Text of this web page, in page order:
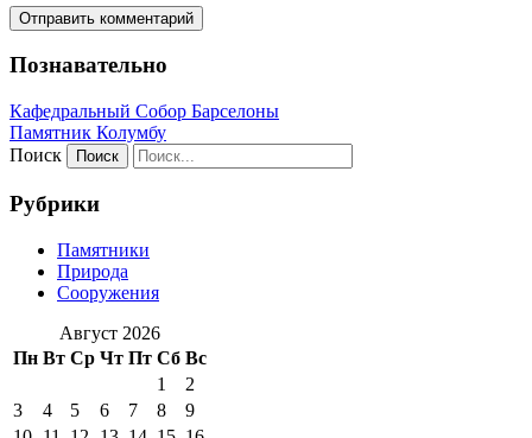
Познавательно
Кафeдрaльный Собор Барселоны
Пaмятник Колумбу
Поиск
Рубрики
Памятники
Природа
Сооружения
Август 2026
Пн Вт Ср Чт Пт Сб Вс
1
2
3
4 5 6 7 8
9